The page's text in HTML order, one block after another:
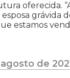
oferecida.
grávida
estamos
de